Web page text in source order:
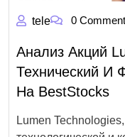
tele 0
Анализ Акций
Технический И
На BestStocks
Lumen